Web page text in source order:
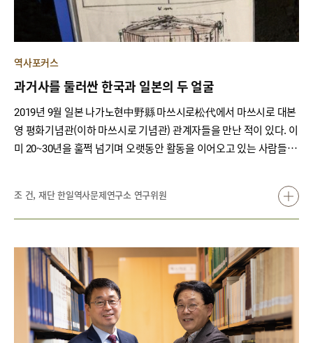
역사포커스
과거사를 둘러싼 한국과 일본의 두 얼굴
2019년 9월 일본 나가노현中野縣 마쓰시로松代에서 마쓰시로 대본
영 평화기념관(이하 마쓰시로 기념관) 관계자들을 만난 적이 있다. 이
미 20~30년을 훌쩍 넘기며 오랫동안 활동을 이어오고 있는 사람들.
었다. 초면이었던 한국의 연구자를 반갑게 맞이하던 그들의 얼굴을
지금도 기억한다. 마쓰시로 기념관은 제2차 세계대전 말기 일본이 연
합군의 상륙에 대비해 구축했던 거대한 지하 시설을 보존하고 교육하
피해자들을 기억하고, 관련 자료를 발굴·정리하며, 이를 바탕으로 연
구하는 일을 게을리하지 않는다. 한국의 시민들에게는 이름조차 생소
한 곳에서 피해의 현장을 지키고 가르치기 위해 헌신하는 이들, 그리
고 이들을 지지하는 지역사회의 존재는 고마운 만큼 부끄럽고 애달픈
느낌이 들게 한다. 그러나 마쓰시로 기념관의 활동가들에게 항상 따
조 건, 재단 한일역사문제연구소 연구위원